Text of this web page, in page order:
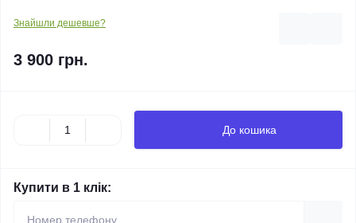
Знайшли дешевше?
3 900 грн.
До кошика
Купити в 1 клік: